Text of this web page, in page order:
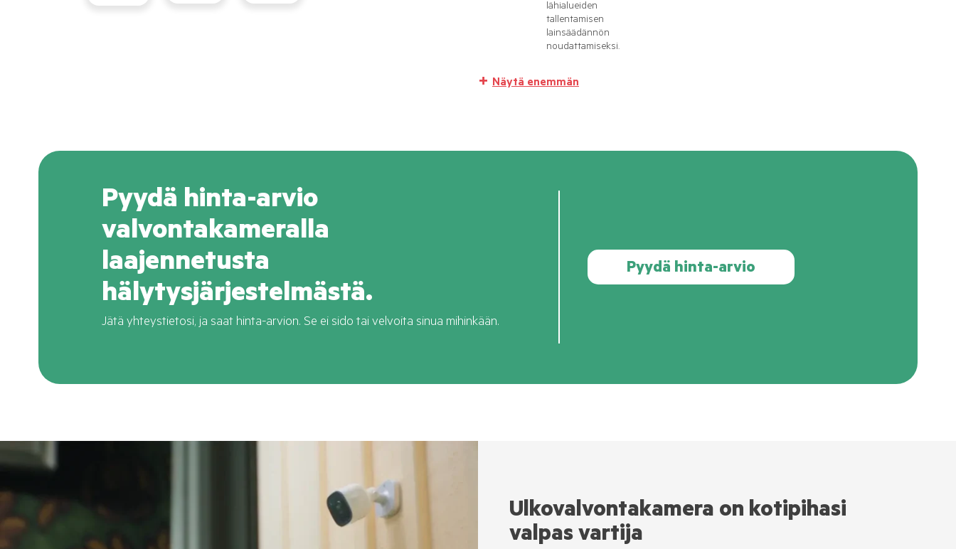
lähialueiden
tallentamisen
lainsäädännön
noudattamiseksi.
Näytä enemmän
Pyydä hinta-arvio
valvontakameralla
laajennetusta
hälytysjärjestelmästä.
Jätä yhteystietosi, ja saat hinta-arvion. Se ei sido tai velvoita sinua mihinkään.
Pyydä hinta-arvio
Ulkovalvontakamera on kotipihasi
valpas vartija